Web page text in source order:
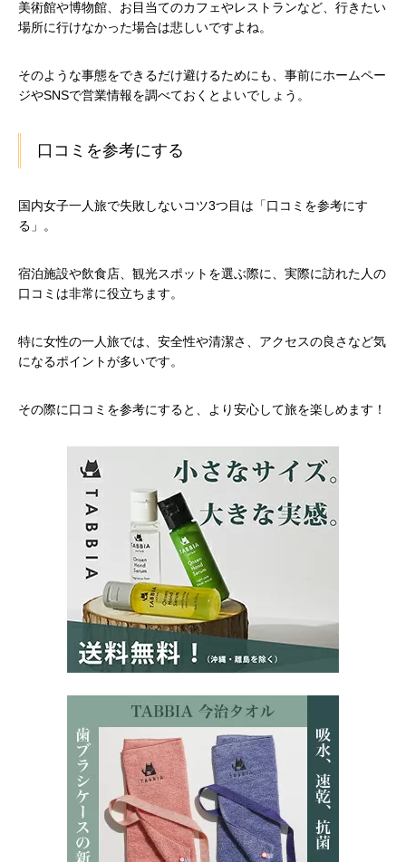
美術館や博物館、お目当てのカフェやレストランなど、行きたい
場所に行けなかった場合は悲しいですよね。
そのような事態をできるだけ避けるためにも、事前にホームペー
ジやSNSで営業情報を調べておくとよいでしょう。
口コミを参考にする
国内女子一人旅で失敗しないコツ3つ目は「口コミを参考にす
る」。
宿泊施設や飲食店、観光スポットを選ぶ際に、実際に訪れた人の
口コミは非常に役立ちます。
特に女性の一人旅では、安全性や清潔さ、アクセスの良さなど気
になるポイントが多いです。
その際に口コミを参考にすると、より安心して旅を楽しめます！